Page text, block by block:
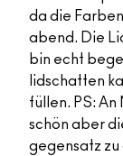
da die
abend. Die
bin echt
lidschatten
füllen. PS:
schön aber
gegensatz